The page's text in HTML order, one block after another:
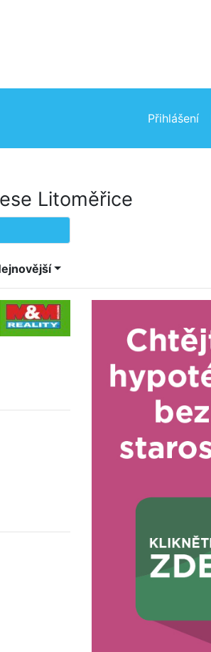
Přihlášení
Litoměřice